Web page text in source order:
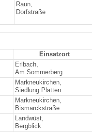
Raun,
Dorfstraße
Einsatzort
Erlbach,
Am Sommerberg
Markneukirchen,
Siedlung Platten
Markneukirchen,
Bismarckstraße
Landwüst,
Bergblick